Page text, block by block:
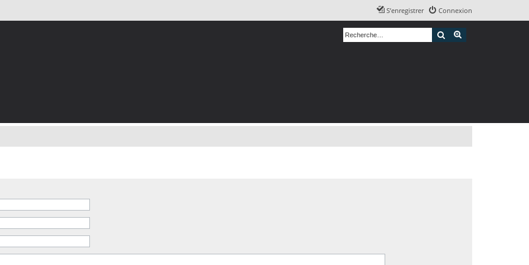
Connexion
S’enregistrer
Rechercher